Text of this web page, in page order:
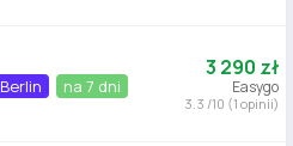
Berlin na 7 dni
3 290 zł
Easygo
3.3 /10 (1 opinii)